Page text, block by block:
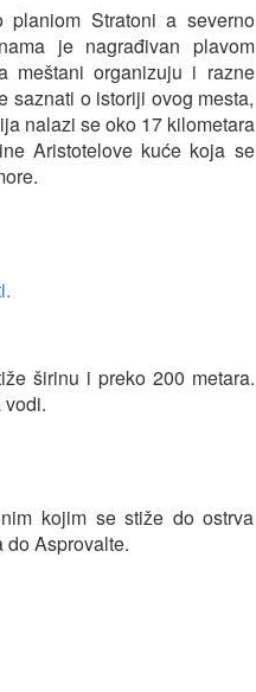
planiom Stratoni a severno
je nagrađivan plavom
meštani organizuju i razne
saznati o istoriji ovog mesta,
nalazi se oko 17 kilometara
Aristotelove kuće koja se
širinu i preko 200 metara.
vodi.
kojim se stiže do ostrva
do Asprovalte.